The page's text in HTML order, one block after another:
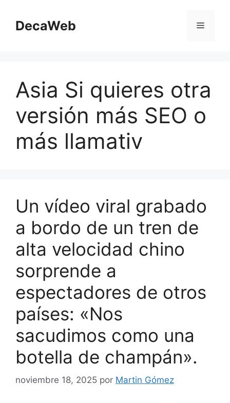
contenido
DecaWeb Menú
Asia Si quieres otra
versión más SEO o
más llamativ
Un vídeo viral grabado
a bordo de un tren de
alta velocidad chino
sorprende a
espectadores de otros
países: «Nos
sacudimos como una
botella de champán».
noviembre 18, 2025 por Martin Gómez